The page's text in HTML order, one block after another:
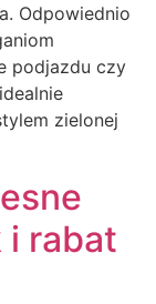
Odpowiednio
podjazdu czy
zielonej
rabat